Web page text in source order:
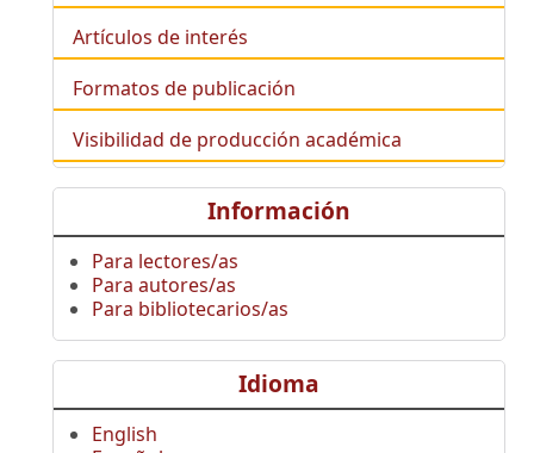
Artículos de interés
Formatos de publicación
Visibilidad de producción académica
Información
Para lectores/as
Para autores/as
Para bibliotecarios/as
Idioma
English